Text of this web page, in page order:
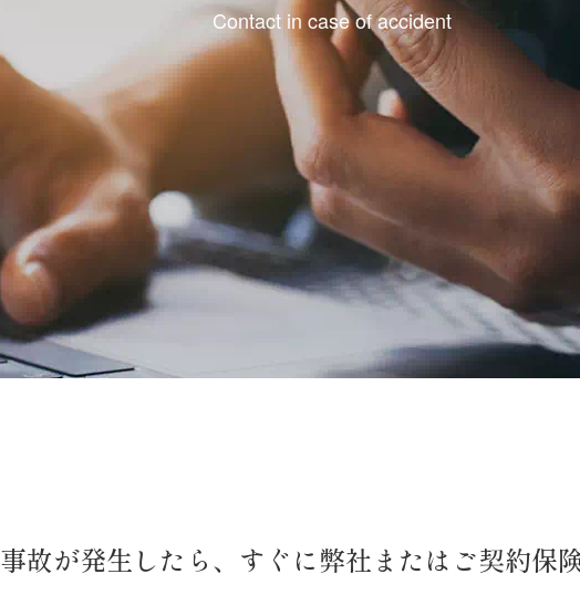
Contact in case of accident
事故が発生したら、 すぐに弊社またはご契約保